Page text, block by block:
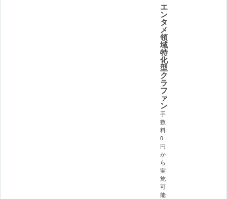
エ
ン
タ
メ
領
域
特
化
型
ク
ラ
フ
ァ
ン
手
数
料
0
円
か
ら
実
施
可
能